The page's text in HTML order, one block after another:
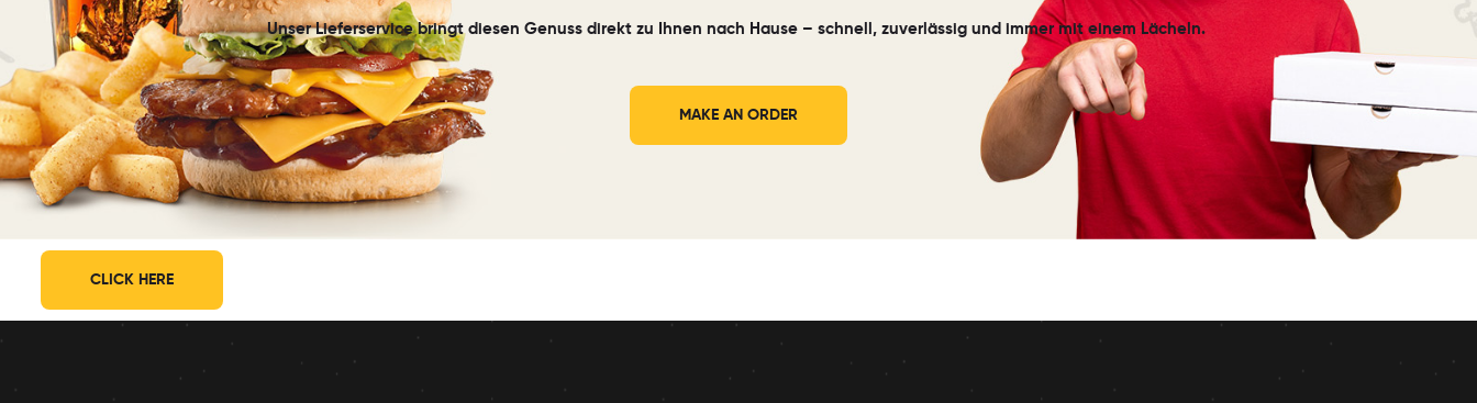
Unser Lieferservice bringt diesen Genuss direkt zu Ihnen nach Hause – schnell, zuverlässig und immer mit einem Lächeln.
MAKE AN ORDER
CLICK HERE